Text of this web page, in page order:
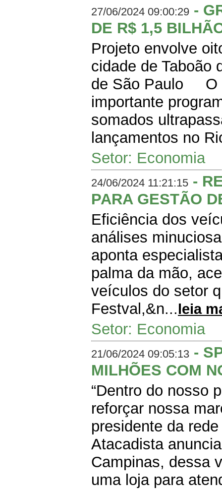
27/06/2024 09:00:29 -
DE R$ 1,5
Projeto envolve
cidade de Taboão
de São Paulo O
importante
somados
lançamentos no
Setor: Economia
24/06/2024 11:21:15 -
PARA GESTÃO
Eficiência dos
análises
aponta
palma da mão,
veículos do setor
Festval,&n...leia
Setor: Economia
21/06/2024 09:05:13 -
MILHÕES COM
“Dentro do nosso
reforçar nossa
presidente da
Atacadista
Campinas, dessa
uma loja para